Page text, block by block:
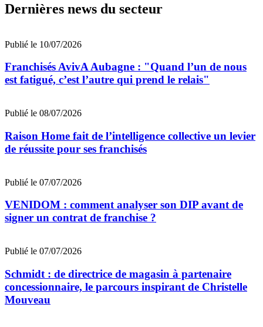
Dernières news du secteur
Publié le 10/07/2026
Franchisés AvivA Aubagne : "Quand l’un de nous
est fatigué, c’est l’autre qui prend le relais"
Publié le 08/07/2026
Raison Home fait de l’intelligence collective un levier
de réussite pour ses franchisés
Publié le 07/07/2026
VENIDOM : comment analyser son DIP avant de
signer un contrat de franchise ?
Publié le 07/07/2026
Schmidt : de directrice de magasin à partenaire
concessionnaire, le parcours inspirant de Christelle
Mouveau